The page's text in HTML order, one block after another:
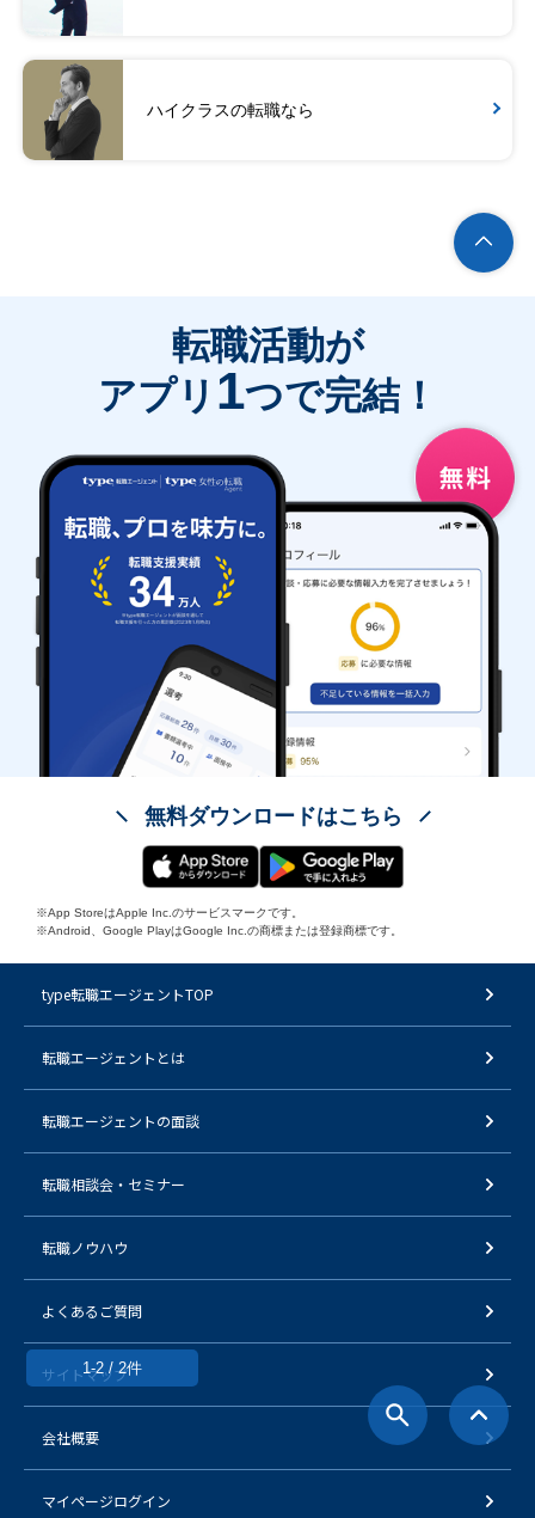
ハイクラスの転職なら
1-2 / 2件
転職活動が
アプリ 1つで完結！
無料ダウンロードはこちら
※App StoreはApple Inc.のサービスマークです。
※Android、Google PlayはGoogle Inc.の商標または登録商標です。
type転職エージェントTOP
転職エージェントとは
転職エージェントの面談
転職相談会・セミナー
転職ノウハウ
よくあるご質問
サイトマップ
会社概要
マイページログイン